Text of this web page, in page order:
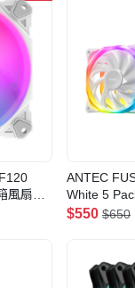
風扇
ANTEC
White 5
(FUSION-
$550 $650